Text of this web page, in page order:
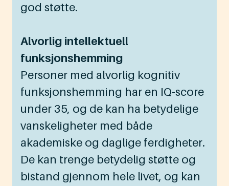
god støtte.
Alvorlig intellektuell
funksjonshemming
Personer med alvorlig kognitiv
funksjonshemming har en IQ-score
under 35, og de kan ha betydelige
vanskeligheter med både
akademiske og daglige ferdigheter.
De kan trenge betydelig støtte og
bistand gjennom hele livet, og kan